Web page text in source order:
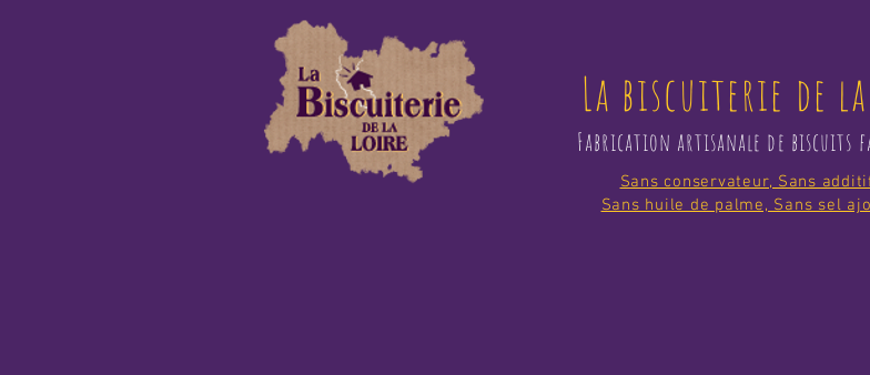
La biscuiterie de
Fabrication artisanale de biscuits
Sans conservateur, Sans
Sans huile de palme, Sans sel